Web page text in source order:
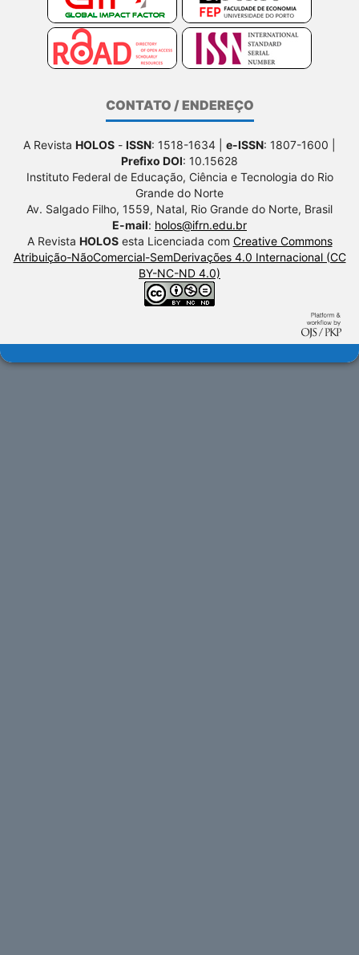
CONTATO / ENDEREÇO
A Revista HOLOS - ISSN: 1518-1634 | e-ISSN: 1807-1600 |
Prefixo DOI: 10.15628
Instituto Federal de Educação, Ciência e Tecnologia do Rio
Grande do Norte
Av. Salgado Filho, 1559, Natal, Rio Grande do Norte, Brasil
E-mail: holos@ifrn.edu.br
A Revista HOLOSesta Licenciada com Creative Commons
Atribuição-NãoComercial-SemDerivações 4.0 Internacional (CC
BY-NC-ND 4.0)